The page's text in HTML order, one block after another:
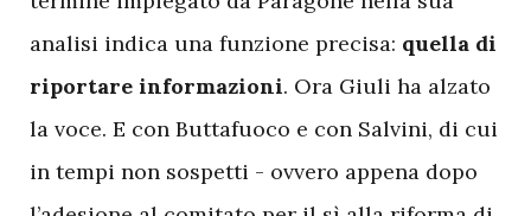
analisi indica una funzione precisa: quella di
riportare informazioni. Ora Giuli ha alzato
la voce. E con Buttafuoco e con Salvini, di cui
in tempi non sospetti - ovvero appena dopo